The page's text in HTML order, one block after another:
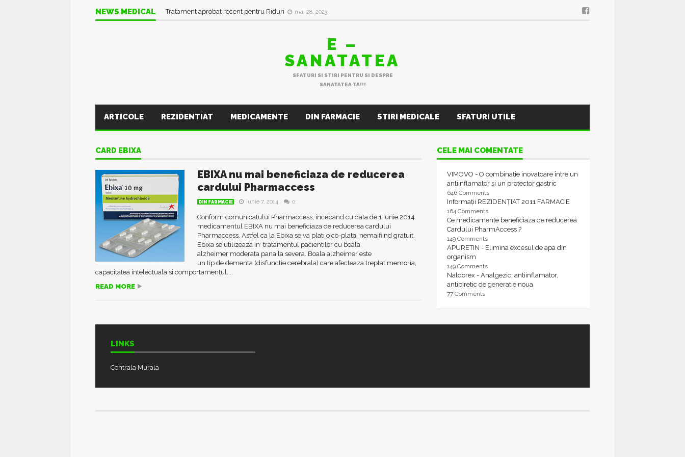
NEWS MEDICAL Tratament aprobat recent pentru Riduri mai 28, 2023
E –
SANATATEA
SFATURI SI STIRI PENTRU SI DESPRE
SANATATEA TA!!!
ARTICOLE REZIDENTIAT MEDICAMENTE DIN FARMACIE STIRI MEDICALE SFATURI UTILE
CARD EBIXA
EBIXA nu mai beneficiaza de reducerea
cardului Pharmaccess
DIN FARMACIE iunie 7, 2014 0
Conform comunicatului Pharmaccess, incepand cu data de 1 Iunie 2014
medicamentul EBIXA nu mai beneficiaza de reducerea cardului
Pharmaccess. Astfel ca la Ebixa se va plati o co-plata, nemaifiind gratuit.
Ebixa se utilizeaza in tratamentul pacientilor cu boala
alzheimer moderata pana la severa. Boala alzheimer este
un tip de dementa (disfunctie cerebrala) care afecteaza treptat memoria,
capacitatea intelectuala si comportamentul....
READ MORE
CELE MAI COMENTATE
VIMOVO - O combinație inovatoare între un
antiinflamator și un protector gastric
646 Comments
Informații REZIDENȚIAT 2011 FARMACIE
164 Comments
Ce medicamente beneficiaza de reducerea
Cardului PharmAccess ?
149 Comments
APURETIN - Elimina excesul de apa din
organism
149 Comments
Naldorex - Analgezic, antiinflamator,
antipiretic de generatie noua
77 Comments
LINKS
Centrala Murala